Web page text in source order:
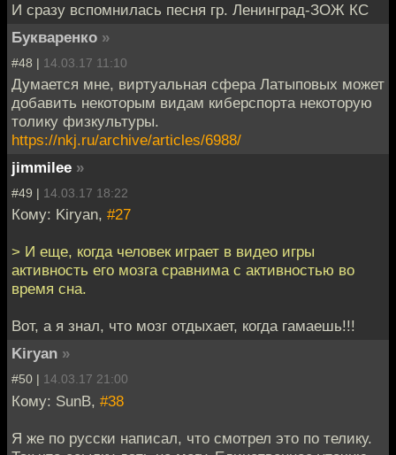
И сразу вспомнилась песня гр. Ленинград-ЗОЖ КС
Букваренко »
#48 | 14.03.17 11:10
Думается мне, виртуальная сфера Латыповых может
добавить некоторым видам киберспорта некоторую
толику физкультуры.
https://nkj.ru/archive/articles/6988/
jimmilee »
#49 | 14.03.17 18:22
Кому: Kiryan, #27
> И еще, когда человек играет в видео игры
активность его мозга сравнима с активностью во
время сна.
Вот, а я знал, что мозг отдыхает, когда гамаешь!!!
Kiryan »
#50 | 14.03.17 21:00
Кому: SunB, #38
Я же по русски написал, что смотрел это по телику.